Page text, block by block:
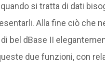
si tratta di dati
Alla fine ciò che
bel dBase II
due funzioni, con